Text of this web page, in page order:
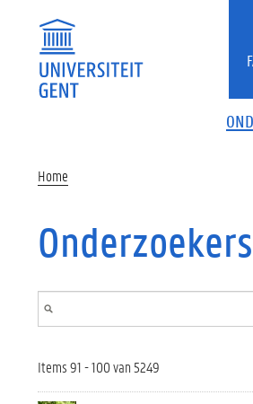
Home
Onderzoekers
Items 91 - 100 van 5249